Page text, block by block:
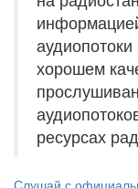
хорошем
ресурсах
Слушай с